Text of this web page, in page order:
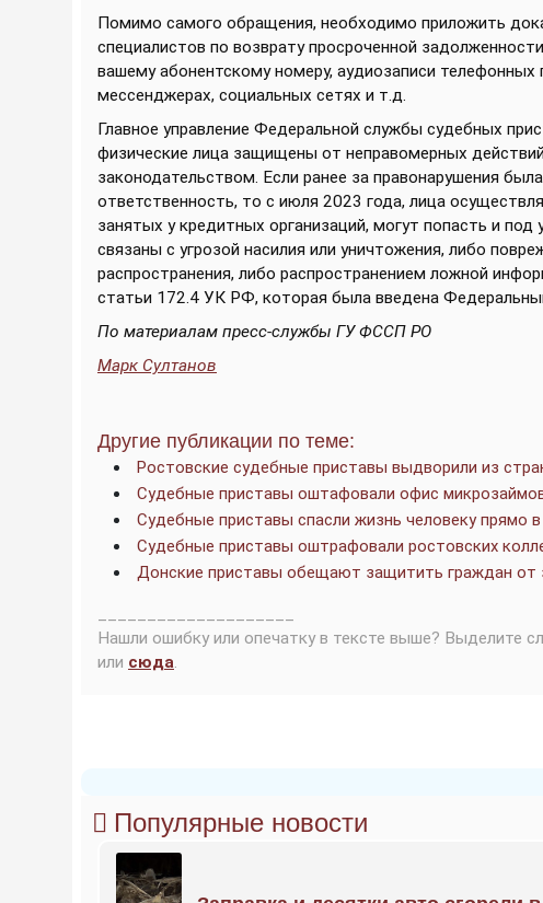
Помимо самого обращения, необходимо приложить
специалистов по возврату просроченной
вашему абонентскому номеру, аудиозаписи
мессенджерах, социальных сетях и т.д.
Главное управление Федеральной службы судебных
физические лица защищены от неправомерных
законодательством. Если ранее за правонарушения
ответственность, то с июля 2023 года, лица
занятых у кредитных организаций, могут попасть и
связаны с угрозой насилия или уничтожения, либо
распространения, либо распространением ложной
статьи 172.4 УК РФ, которая была введена
По материалам пресс-службы ГУ ФССП РО
Марк Султанов
Другие публикации по теме:
Ростовские судебные приставы выдворили из
Судебные приставы оштафовали офис
Судебные приставы спасли жизнь человеку прямо
Судебные приставы оштрафовали ростовских
Донские приставы обещают защитить граждан от
Нашли ошибку или опечатку в тексте выше? Выделите
или сюда.
Популярные новости